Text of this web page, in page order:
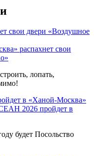
распахнет свои
лопать,
2026 пройдет в
будет Посольство